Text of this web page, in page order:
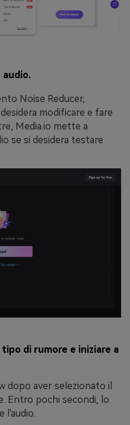
audio.
Noise Reducer,
modificare e fare
Media.io mette a
se si desidera testare
di rumore e iniziare a
dopo aver selezionato il
Entro pochi secondi, lo
l'audio.